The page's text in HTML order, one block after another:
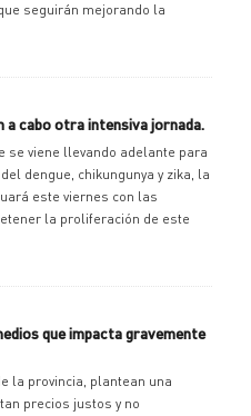
seguirán mejorando la
a cabo otra intensiva jornada.
se viene llevando adelante para
dengue, chikungunya y zika, la
este viernes con las
la proliferación de este
que impacta gravemente
la provincia, plantean una
precios justos y no